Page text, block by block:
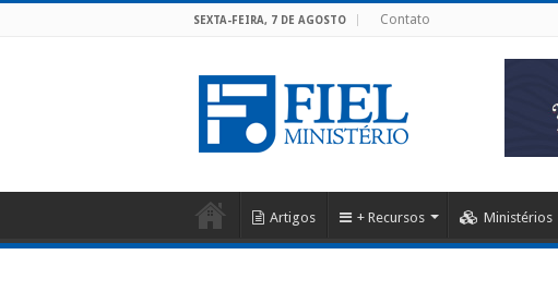
SEXTA-FEIRA, 7 DE AGOSTO Contato
Artigos + Recursos Ministérios